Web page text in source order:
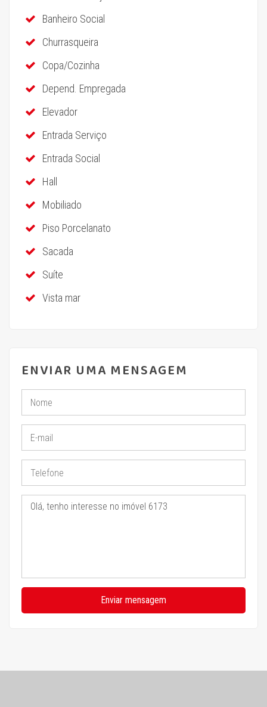
Banheiro Social
Churrasqueira
Copa/Cozinha
Depend. Empregada
Elevador
Entrada Serviço
Entrada Social
Hall
Mobiliado
Piso Porcelanato
Sacada
Suíte
Vista mar
ENVIAR UMA MENSAGEM
Enviar mensagem